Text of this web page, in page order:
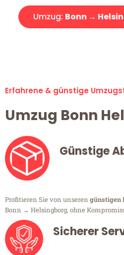
Umzug: Bonn →
Erfahrene & günstige
Umzug Bonn
Günstige
Profitieren Sie von unseren günstigen
Bonn → Helsingborg, ohne
Sicherer